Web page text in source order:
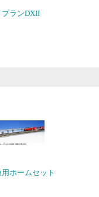
プランDXII
ホームセット